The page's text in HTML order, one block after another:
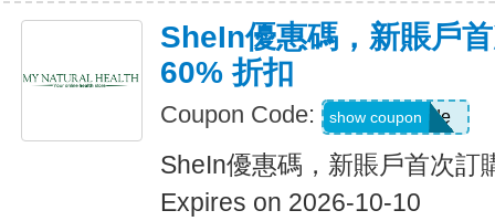
SheIn優惠碼，新賬戶
60% 折扣
Coupon Code: Show Code
show coupon
SheIn優惠碼，新賬戶首次訂
Expires on 2026-10-10